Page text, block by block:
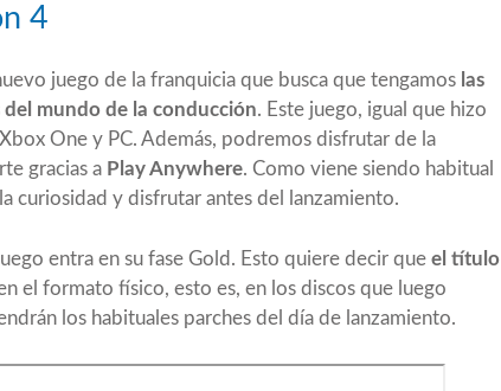
4
juego de la franquicia que busca que tengamos las
del mundo de la conducción. Este juego, igual que hizo
One y PC. Además, podremos disfrutar de la
gracias a Play Anywhere. Como viene siendo habitual
curiosidad y disfrutar antes del lanzamiento.
entra en su fase Gold. Esto quiere decir que el título
el formato físico, esto es, en los discos que luego
los habituales parches del día de lanzamiento.